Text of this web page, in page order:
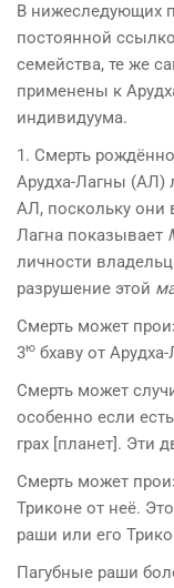
В нижеследующих
постоянной
семейства, те же
применены к
индивидуума.
1. Смерть
Арудха-Лагны (АЛ)
АЛ, поскольку они
Лагна показывает
личности
разрушение этой
Смерть может
3ю бхаву от
Смерть может
особенно если
грах [планет]. Эти
Смерть может
Триконе от неё.
раши или его
Пагубные раши